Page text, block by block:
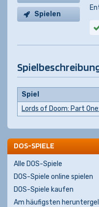
Spielen
Spiel
Lords of Doom: Part
DOS-SPIELE
Alle DOS-Spiele
DOS-Spiele online spielen
DOS-Spiele kaufen
Am häufigsten